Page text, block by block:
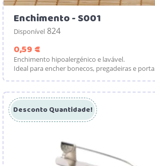
Enchimento - S001
Disponível 824
0,59 €
Enchimento hipoalergénico e lavável.
Ideal para encher bonecos, pregadeiras e
Desconto Quantidade!